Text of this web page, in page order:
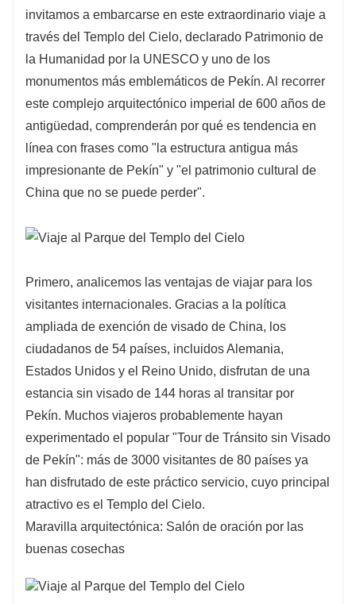
invitamos a embarcarse en este extraordinario viaje a
través del Templo del Cielo, declarado Patrimonio de
la Humanidad por la UNESCO y uno de los
monumentos más emblemáticos de Pekín. Al recorrer
este complejo arquitectónico imperial de 600 años de
antigüedad, comprenderán por qué es tendencia en
línea con frases como "la estructura antigua más
impresionante de Pekín" y "el patrimonio cultural de
China que no se puede perder".
Primero, analicemos las ventajas de viajar para los
visitantes internacionales. Gracias a la política
ampliada de exención de visado de China, los
ciudadanos de 54 países, incluidos Alemania,
Estados Unidos y el Reino Unido, disfrutan de una
estancia sin visado de 144 horas al transitar por
Pekín. Muchos viajeros probablemente hayan
experimentado el popular "Tour de Tránsito sin Visado
de Pekín": más de 3000 visitantes de 80 países ya
han disfrutado de este práctico servicio, cuyo principal
atractivo es el Templo del Cielo.
Maravilla arquitectónica: Salón de oración por las
buenas cosechas